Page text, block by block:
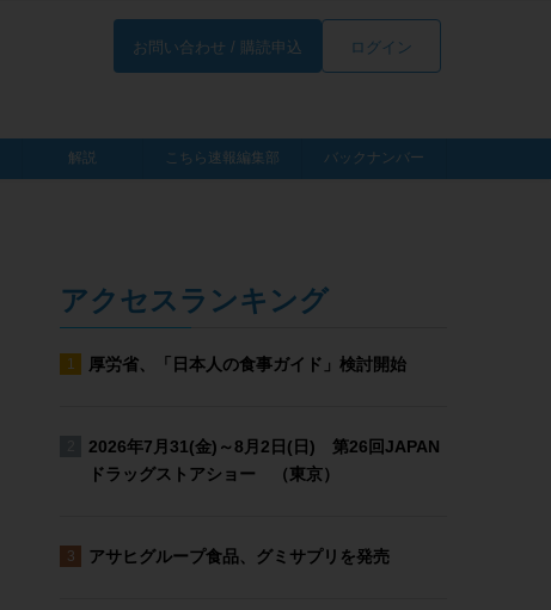
お問い合わせ / 購読申込 ログイン
解説 こちら速報編集部 バックナンバー
アクセスランキング